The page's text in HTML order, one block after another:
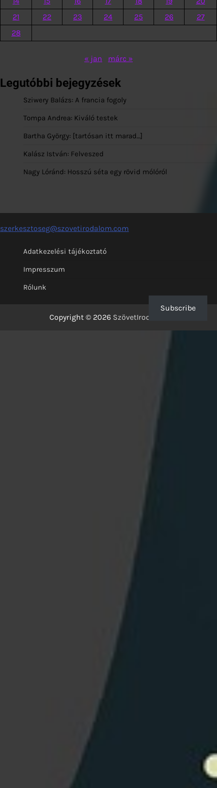
21
22 23 24 25 26
27
28
« jan márc »
Legutóbbi bejegyzések
Sziwery Balázs: A francia fogoly
Tompa Andrea: Kiváló testek
Bartha György: [tartósan itt marad…]
Kalász István: Felveszed
Nagy Lóránd: Hosszú séta egy rövid mólóról
szerkesztoseg@szovetirodalom.com
Adatkezelési tájékoztató
Impresszum
Rólunk
Copyright © 2026 SzövetIrodalom
Subscribe